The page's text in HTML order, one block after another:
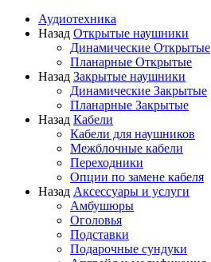
Аудиотехника
Назад Открытые наушники
Динамические Открытые
Планарные Открытые
Назад Закрытые наушники
Динамические Закрытые
Планарные Закрытые
Назад Кабели
Кабели для наушников
Межблочные кабели
Переходники
Опции по замене кабеля
Назад Аксессуары и услуги
Амбушюры
Оголовья
Подставки
Подарочные сундуки